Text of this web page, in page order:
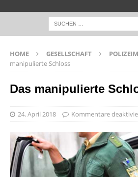
HOME GESELLSCHAFT
manipulierte Schloss
Das manipulierte
24. April 2018 Kommentare